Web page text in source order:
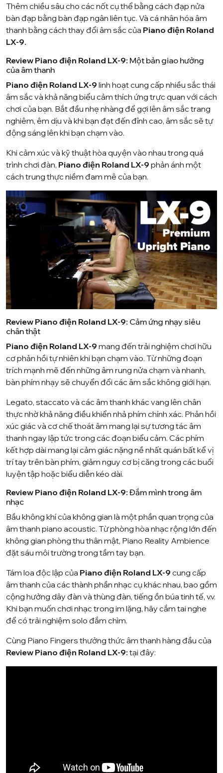
Thêm chiều sâu cho các nốt cụ thể bằng cách đạp nửa
bàn đạp bằng bàn đạp ngân liên tục. Và cá nhân hóa âm
thanh bằng cách thay đổi âm sắc của Piano điện Roland
LX-9.
Review Piano điện Roland LX-9: Một bản giao hưởng
của âm thanh
Piano điện Roland LX-9 linh hoạt cung cấp nhiều sắc thái
âm sắc và khả năng biểu cảm thích ứng trực quan với cách
chơi của bạn. Bắt đầu nhẹ nhàng để gợi lên âm sắc trang
nghiêm, êm dịu và khi bạn đạt đến đỉnh cao, âm sắc sẽ tự
động sáng lên khi bạn chạm vào.
Khi cảm xúc và kỹ thuật hòa quyện vào nhau trong quá
trình chơi đàn, Piano điện Roland LX-9 phản ánh một
cách trung thực niềm đam mê của bạn.
Review Piano điện Roland LX-9: Cảm ứng nhạy siêu
chân thật
Piano điện Roland LX-9 mang đến trải nghiệm chơi hữu
cơ phản hồi tự nhiên khi bạn chạm vào. Từ những đoạn
trích mạnh mẽ đến những âm rung nửa chạm và nhanh,
bàn phím nhạy sẽ chuyển đổi các âm sắc không giới hạn.
Legato, staccato và các âm thanh khác vang lên chân
thực nhờ khả năng điều khiển nhả phím chính xác. Phản hồi
xúc giác và cơ chế thoát âm mang lại sự tương tác âm
thanh ngay lập tức trong các đoạn biểu cảm. Các phím
kết hợp dài mang lại cảm giác nặng nề nhất quán bất kể vị
trí tay trên bàn phím, giảm nguy cơ bị căng trong các buổi
luyện tập hoặc biểu diễn kéo dài.
Review Piano điện Roland LX-9: Đắm mình trong âm
nhạc
Bầu không khí của không gian là một phần quan trọng của
âm thanh piano acoustic. Từ phòng hòa nhạc rộng lớn đến
không gian phòng thu thân mật, Piano Reality Ambience
đặt sáu môi trường trong tầm tay bạn.
Tám loa độc lập của Piano điện Roland LX-9 cung cấp
âm thanh của các thành phần nhạc cụ khác nhau, bao gồm
cộng hưởng dây đàn và thùng đàn, tiếng ồn búa tinh tế, v.v.
Khi bạn muốn chơi nhạc trong im lặng, hãy cắm tai nghe
để có trải nghiệm solo đắm chìm.
Cùng Piano Fingers thưởng thức âm thanh hàng đầu của
Review Piano điện Roland LX-9: tại đây: